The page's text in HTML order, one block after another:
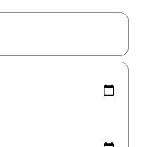
आणि खाली बाणांच्या किजसह